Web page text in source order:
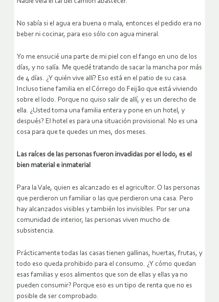
No sabía si el agua era buena o mala, entonces el pedido era no
beber ni cocinar, para eso sólo con agua mineral.
Yo me ensucié una parte de mi piel con el fango en uno de los
días, y no salía. Me quedé tratando de sacar la mancha por más
de 4 días. ¿Y quién vive allí? Eso está en el patio de su casa.
Incluso tiene familia en el Córrego do Feijão que está viviendo
sobre el lodo. Porque no quiso salir de allí, y es un derecho de
ella. ¿Usted toma una familia entera y pone en un hotel, y
después? El hotel es para una situación provisional. No es una
cosa para que te quedes un mes, dos meses.
Las raíces de las personas fueron invadidas por el lodo, es el
bien material e inmaterial
Para la Vale, quien es alcanzado es el agricultor. O las personas
que perdieron un familiar o las que perdieron una casa. Pero
hay alcanzados visibles y también los invisibles. Por ser una
comunidad de interior, las personas viven mucho de
subsistencia.
Prácticamente todas las casas tienen gallinas, huertas, frutas, y
todo eso queda prohibido para el consumo. ¿Y cómo quedan
esas familias y esos alimentos que son de ellas y ellas ya no
pueden consumir? Porque eso es un tipo de renta que no es
posible de ser comprobado.